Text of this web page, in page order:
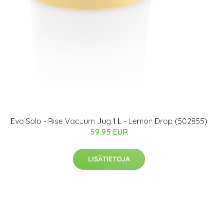
Eva Solo - Rise Vacuum Jug 1 L - Lemon Drop (502855)
59.95 EUR
LISÄTIETOJA